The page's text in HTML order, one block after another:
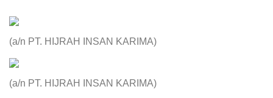
(a/n PT. HIJRAH INSAN KARIMA)
(a/n PT. HIJRAH INSAN KARIMA)